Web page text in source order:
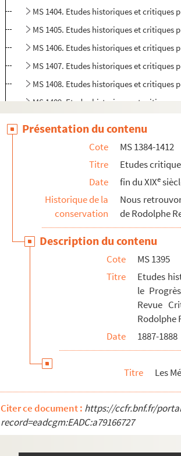
MS 1404. Etudes historiques et
MS 1405. Etudes historiques et critiques
MS 1406. Etudes historiques et
MS 1407. Etudes historiques et
MS 1408. Etudes historiques et critiques
MS 1409. Etudes historiques et
MS 1413-1417. "Critiques de mes travaux"
Présentation du contenu
Cote
MS 1384-1412
Titre
Etudes
Date
fin du XIXe
Historique de la
conservation
Nous
de Rodolphe
Description du contenu
Cote
MS 1395
Titre
Etudes
le
Revue
Rodolphe
Date
1887-1888
Titre Les
Citer ce document : https://ccfr.bnf.fr/
record=eadcgm:EADC:a79166727